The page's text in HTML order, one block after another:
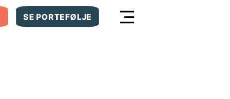
SE PORTEFØLJE